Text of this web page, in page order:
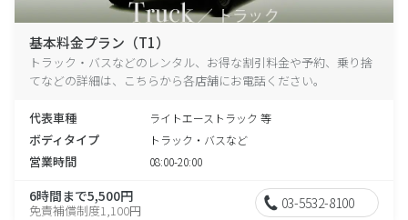
基本料金プラン（T1）
トラック・バスなどのレンタル、お得な割引料金や予約、乗り捨
てなどの詳細は、こちらから各店舗にお電話ください。
代表車種 ライトエーストラック 等
ボディタイプ トラック・バスなど
営業時間 08:00-20:00
6時間まで5,500円
免責補償制度1,100円 03-5532-8100